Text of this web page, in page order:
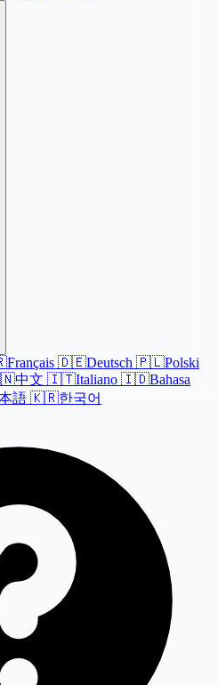
Français 🇩🇪Deutsch 🇵🇱Polski
中文 🇮🇹Italiano 🇮🇩Bahasa
語 🇰🇷한국어